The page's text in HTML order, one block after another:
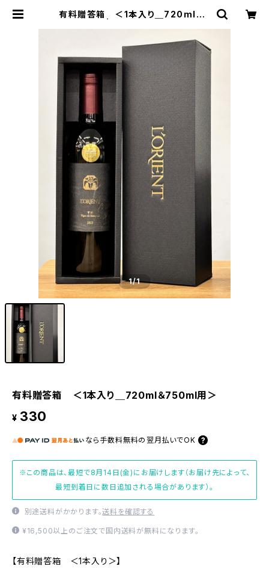
有料贈答箱 ＜1本入り＿720ml＆7
1/1
有料贈答箱 ＜1本入り＿720ml＆750ml用＞
¥ 330
なら 手数料無料の 翌月払いでOK
※この商品は、最短で8月14日(金)にお届けします（お届け先によって、
最短到着日に数日追加される場合があります）。
別途送料がかかります。送料を確認する
¥16,500以上のご注文で国内送料が無料になります。
【有料贈答箱 ＜1本入り＞】